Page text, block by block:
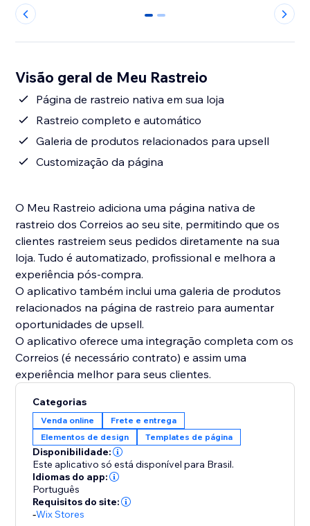
0 1
Visão geral de Meu Rastreio
Página de rastreio nativa em sua loja
Rastreio completo e automático
Galeria de produtos relacionados para upsell
Customização da página
O Meu Rastreio adiciona uma página nativa de
rastreio dos Correios ao seu site, permitindo que os
clientes rastreiem seus pedidos diretamente na sua
loja. Tudo é automatizado, profissional e melhora a
experiência pós-compra.
O aplicativo também inclui uma galeria de produtos
relacionados na página de rastreio para aumentar
oportunidades de upsell.
O aplicativo oferece uma integração completa com os
Correios (é necessário contrato) e assim uma
Categorias
Venda online
Frete e entrega
Elementos de design
Templates de página
Disponibilidade:
Este aplicativo só está disponível para Brasil.
Idiomas do app:
Português
Requisitos do site:
-Wix Stores